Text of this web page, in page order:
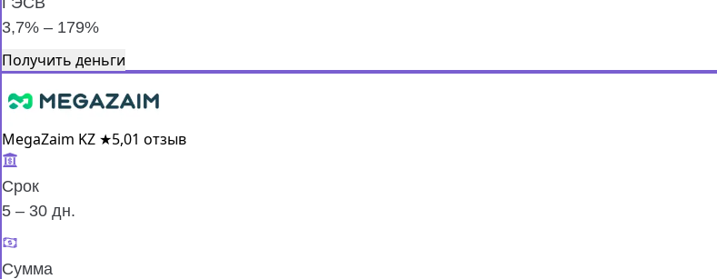
3,7% – 179%
Получить деньги
MegaZaim KZ ★5,01 отзыв
Срок
5 – 30 дн.
Сумма